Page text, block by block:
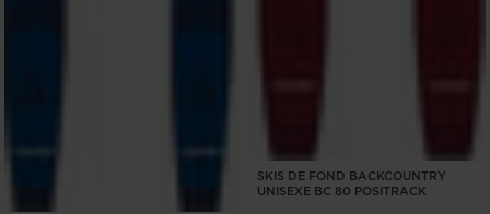
SKIS DE FOND BACKCOUNTRY
UNISEXE BC 80 POSITRACK